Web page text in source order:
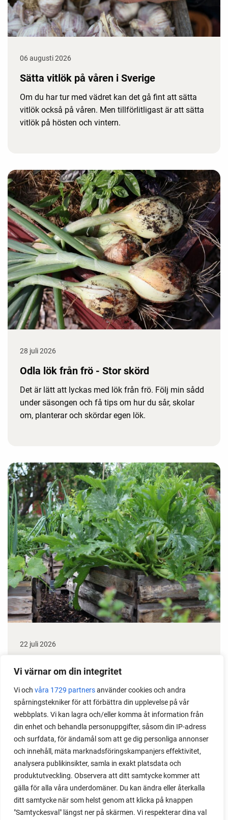
Vi värnar om din integritet
Vi och våra 1729 partnersanvänder cookies och andra
spårningstekniker för att förbättra din upplevelse på vår
webbplats. Vi kan lagra och/eller komma åt information från
din enhet och behandla personuppgifter, såsom din IP-adress
och surfdata, för ändamål som att ge dig personliga annonser
och innehåll, mäta marknadsföringskampanjers effektivitet,
analysera publikinsikter, samla in exakt platsdata och
produktutveckling. Observera att ditt samtycke kommer att
gälla för alla våra underdomäner. Du kan ändra eller återkalla
ditt samtycke när som helst genom att klicka på knappen
"Samtyckesval" längst ner på skärmen. Vi respekterar dina val
06 augusti 2026
Sätta vitlök på våren i Sverige
Om du har tur med vädret kan det gå fint att sätta
vitlök också på våren. Men tillförlitligast är att sätta
vitlök på hösten och vintern.
28 juli 2026
Odla lök från frö - Stor skörd
Det är lätt att lyckas med lök från frö. Följ min sådd
under säsongen och få tips om hur du sår, skolar
om, planterar och skördar egen lök.
22 juli 2026
växter i en pallkrage tillsammans med andra växter.
Perfekt om du vill odla mycket i på liten yta.